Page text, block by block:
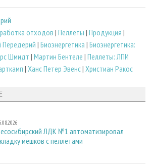
отходов| Пеллеты | Продукция |
Передерий | Биоэнергетика | Биоэнергетика:
Шмидт| Мартин Бентеле | Пеллеты: ЛПИ
| Ханс Петер Эвенс| Христиан Ракос
ЛДК №1 автоматизировал
мешков с пеллетами